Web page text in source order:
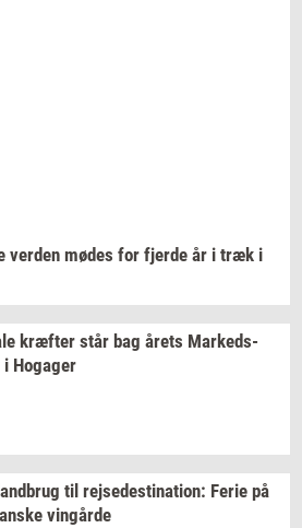
ver­den mødes for fjer­de år i træk i
kræf­ter står bag årets Mar­keds­
i Ho­ga­ger
land­brug til rej­se­desti­na­tion: Ferie på
vin­går­de